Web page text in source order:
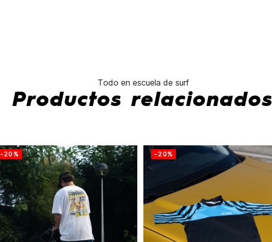
Todo en escuela de surf
Productos relacionados
-20% -20%